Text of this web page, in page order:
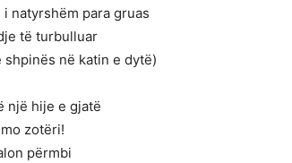
natyrshëm para gruas
të turbulluar
në katin e dytë)
një hije e gjatë
zotëri!
përmbi